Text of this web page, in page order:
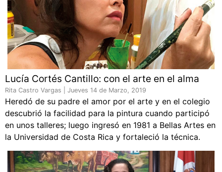
Lucía Cortés Cantillo: con el arte en el alma
Rita Castro Vargas | Jueves 14 de Marzo, 2019
Heredó de su padre el amor por el arte y en el colegio
descubrió la facilidad para la pintura cuando participó
en unos talleres; luego ingresó en 1981 a Bellas Artes en
la Universidad de Costa Rica y fortaleció la técnica.